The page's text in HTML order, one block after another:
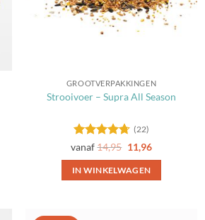
GROOTVERPAKKINGEN
Strooivoer – Supra All Season
Gewaardeerd
(22)
vanaf14,95 11,96
IN WINKELWAGEN